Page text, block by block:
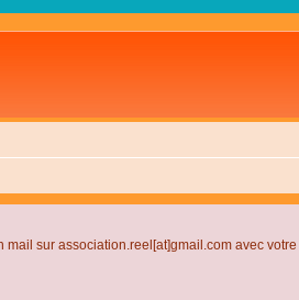
mail sur association.reel[at]gmail.com avec votre